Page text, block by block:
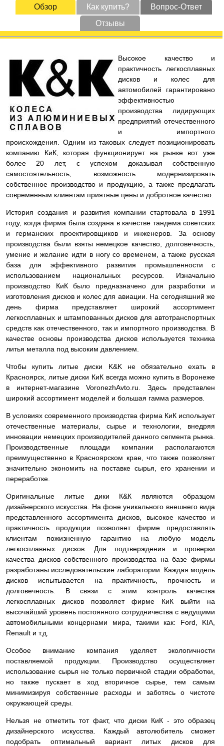
Обзор Как купить?
Вопрос-Ответ
Отзывы
Высокое качество и
практичность легкосплавных
дисков и колес для
автомобилей гарантировано
эффективностью
производства лидирующих
предприятий отечественного
и импортного
происхождения. Одним из таковых следует позиционировать
компанию КиК, которая функционирует на рынке вот уже
более 20 лет, с успехом доказывая собственную
самостоятельность, возможность модернизировать
собственное производство и продукцию, а также предлагать
современным клиентам приятные цены и добротное качество.
История создания и развития компании стартовала в 1991
году, когда фирма была создана в качестве тандема советских
и германских проектировщиков и инженеров. За основу
производства были взяты немецкое качество, долговечность,
умение и желание идти в ногу со временем, а также русская
база для эффективного развития промышленности с
использованием национальных ресурсов. Изначально
производство КиК было предназначено для разработки и
изготовления дисков и колес для авиации. На сегодняшний же
день фирма представляет широкий ассортимент
легкосплавных и штампованных дисков для автотранспортных
средств как отечественного, так и импортного производства. В
качестве основы производства дисков используется техника
литья металла под высоким давлением.
Чтобы купить литые диски K&K не обязательно ехать в
Красноярск, литые диски КиК всегда можно купить в Воронеже
в интернет-магазине VoronezhAvto.ru. Здесь представлен
широкий ассортимент моделей и большая гамма размеров.
В условиях современного производства фирма КиК использует
отечественные материалы, сырье и технологии, внедряя
инновации немецких производителей данного сегмента рынка.
Производственные площади компании располагаются
преимущественно в Красноярском крае, что также позволяет
значительно экономить на поставке сырья, его хранении и
переработке.
Оригинальные литые дики К&К являются образцом
дизайнерского искусства. На фоне уникального внешнего вида
представленного ассортимента дисков, высокое качество и
практичность продукции позволяет фирме предоставлять
клиентам пожизненную гарантию на любую модель
легкосплавных дисков. Для подтверждения и проверки
качества дисков собственного производства на базе фирмы
разработаны исследовательские лаборатории. Каждая модель
дисков испытывается на практичность, прочность и
долговечность. В связи с этим контроль качества
легкосплавных дисков позволяет фирме КиК выйти на
высочайший уровень постоянного сотрудничества с ведущими
автомобильными концернами мира, такими как: Ford, KIA,
Renault и т.д.
Особое внимание компания уделяет экологичности
поставляемой продукции. Производство осуществляет
использование сырья не только первичной стадии обработки,
но также пускает в ход вторичное сырье, тем самым
минимизируя собственные расходы и заботясь о чистоте
окружающей среды.
Нельзя не отметить тот факт, что диски КиК - это образец
дизайнерского искусства. Каждый автолюбитель сможет
подобрать оптимальный вариант литых дисков для